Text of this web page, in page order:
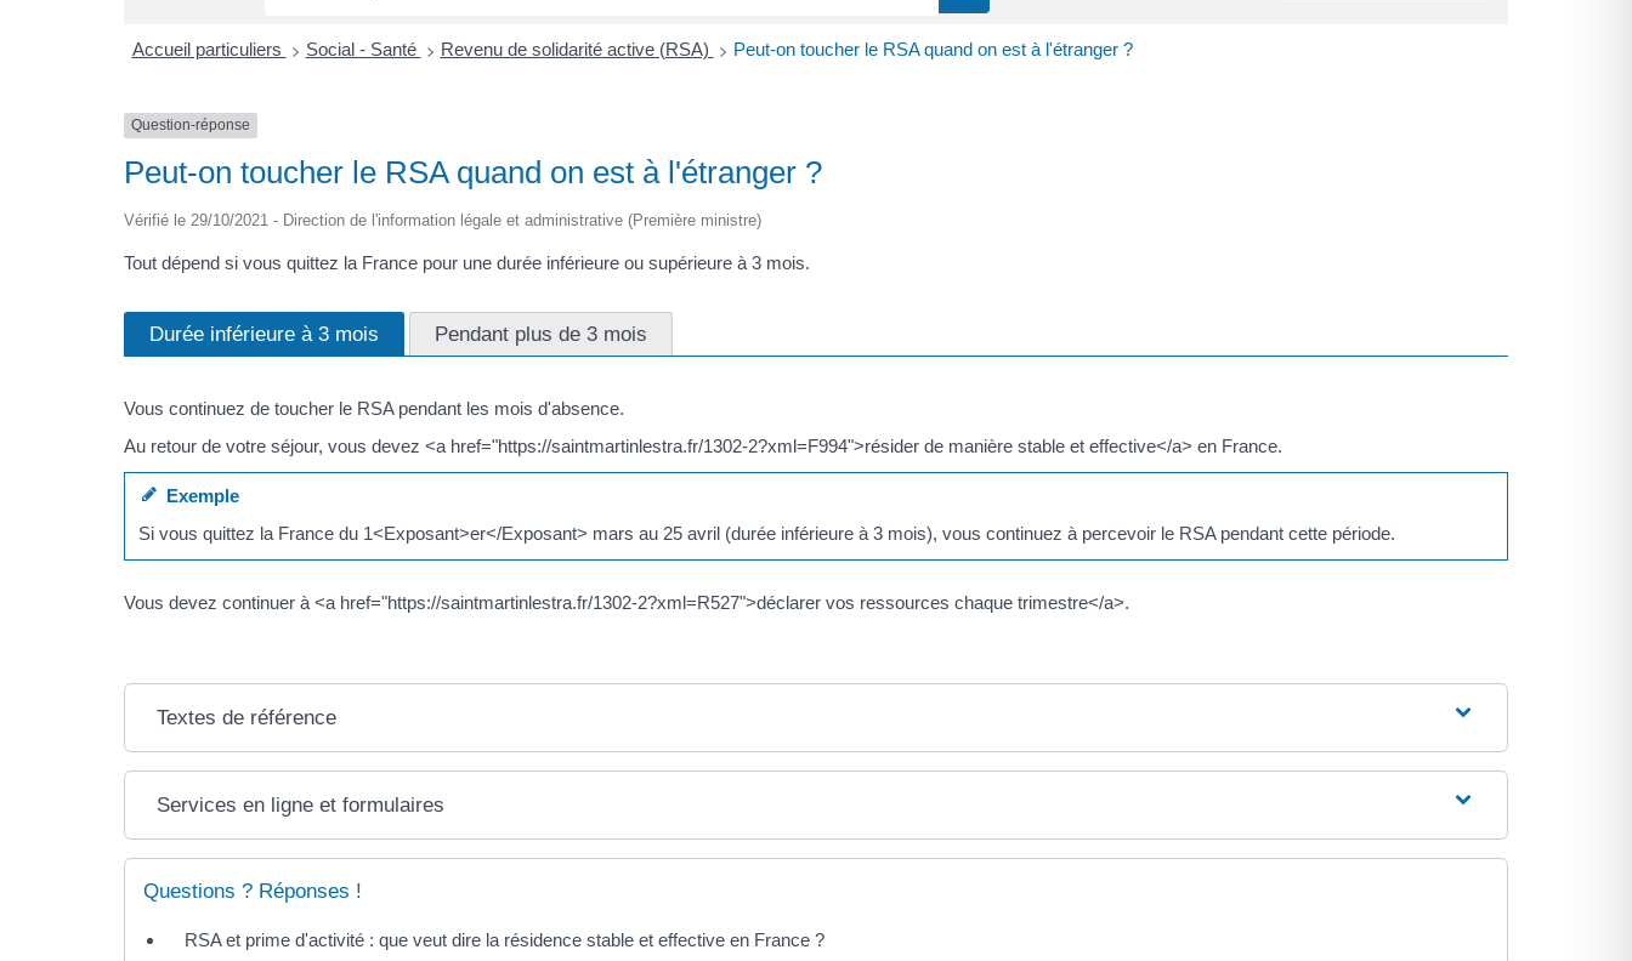
Accueil particuliers > Social - Santé > Revenu de solidarité active (RSA) > Peut-on toucher le RSA quand on est à l'étranger ?
Question-réponse
Peut-on toucher le RSA quand on est à l'étranger ?
Vérifié le 29/10/2021 - Direction de l'information légale et administrative (Première ministre)
Tout dépend si vous quittez la France pour une durée inférieure ou supérieure à 3 mois.
Durée inférieure à 3 mois Pendant plus de 3 mois
Vous continuez de toucher le RSA pendant les mois d'absence.
Au retour de votre séjour, vous devez <a href="https://saintmartinlestra.fr/1302-2?xml=F994">résider de manière stable et effective</a> en France.
Exemple
Si vous quittez la France du 1<Exposant>er</Exposant> mars au 25 avril (durée inférieure à 3 mois), vous continuez à percevoir le RSA pendant cette période.
Vous devez continuer à <a href="https://saintmartinlestra.fr/1302-2?xml=R527">déclarer vos ressources chaque trimestre</a>.
Textes de référence
Services en ligne et formulaires
Questions ? Réponses !
RSA et prime d'activité : que veut dire la résidence stable et effective en France ?